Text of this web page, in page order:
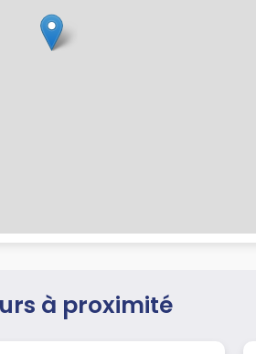
à proximité